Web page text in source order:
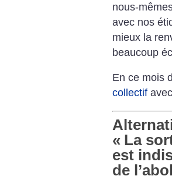
nous-
avec nos
mieux la
beaucoup
En ce mois
collectif
« La
est
de